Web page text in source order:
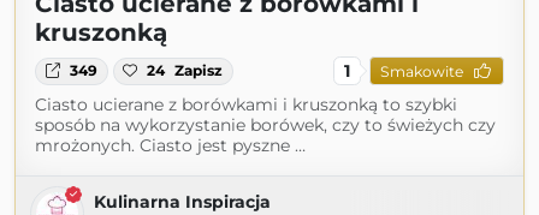
kruszonką
349 24 Zapisz 1 Smakowite
Ciasto ucierane z borówkami i kruszonką to szybki
sposób na wykorzystanie borówek, czy to świeżych czy
mrożonych. Ciasto jest pyszne …
Kulinarna Inspiracja